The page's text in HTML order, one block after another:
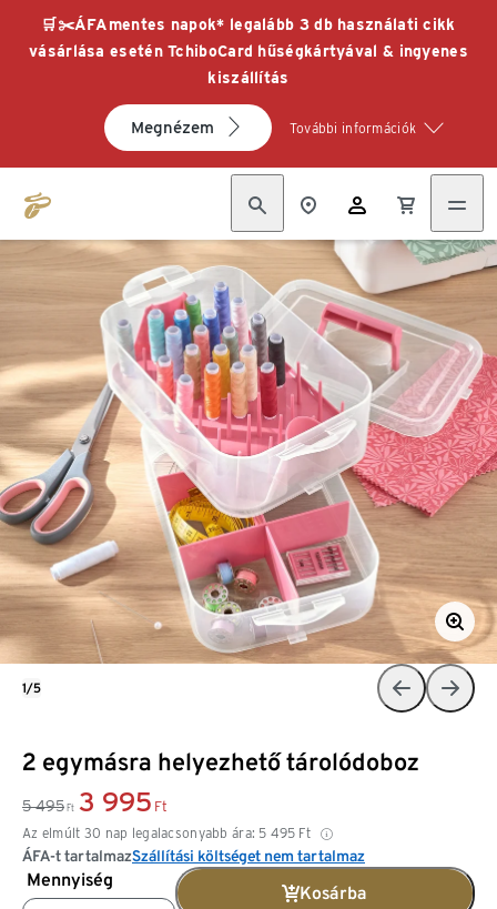
🛒✂️ÁFAmentes napok* legalább 3 db használati cikk
vásárlása esetén TchiboCard hűségkártyával & ingyenes
kiszállítás
Megnézem További információk
2 egymásra helyezhető tárolódoboz
5 495 Ft 3 995 Ft
Az elmúlt 30 nap legalacsonyabb ára: 5 495 Ft
ÁFA-t tartalmazSzállítási költséget nem tartalmaz
Mennyiség
Kosárba
1/5